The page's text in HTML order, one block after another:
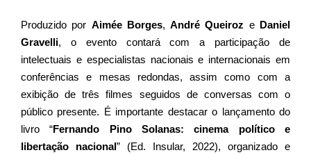
Produzido por Aimée Borges,André Queiroz e Daniel
Gravelli, o evento contará com a participação de
intelectuais e especialistas nacionais e internacionais em
conferências e mesas redondas, assim como com a
exibição de três filmes seguidos de conversas com o
público presente. É importante destacar o lançamento do
livro “Fernando Pino Solanas: cinema político e
libertação nacional” (Ed. Insular, 2022), organizado e